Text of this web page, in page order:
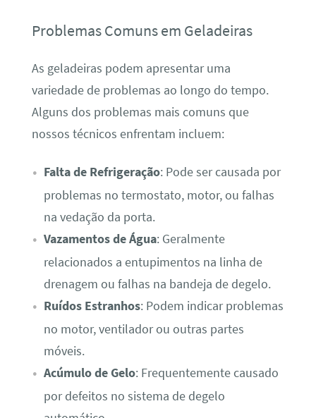
Problemas Comuns em Geladeiras
As geladeiras podem apresentar uma
variedade de problemas ao longo do tempo.
Alguns dos problemas mais comuns que
nossos técnicos enfrentam incluem:
Falta de Refrigeração: Pode ser causada por
problemas no termostato, motor, ou falhas
na vedação da porta.
Vazamentos de Água: Geralmente
relacionados a entupimentos na linha de
drenagem ou falhas na bandeja de degelo.
Ruídos Estranhos: Podem indicar problemas
no motor, ventilador ou outras partes
móveis.
Acúmulo de Gelo: Frequentemente causado
por defeitos no sistema de degelo